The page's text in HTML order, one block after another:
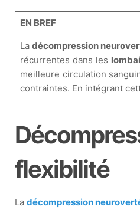
EN BREF
La décompression
récurrentes dans les
meilleure circulation
contraintes. En intégrant
flexibilité
Ladécompression